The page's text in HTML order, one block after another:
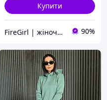
Купити
FireGirl | жіночий одяг 90%